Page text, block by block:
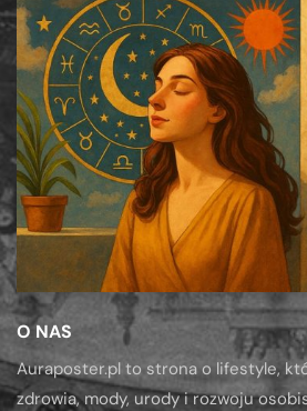
O NAS
Auraposter.pl to strona o lifestyle,
zdrowia, mody, urody i rozwoju